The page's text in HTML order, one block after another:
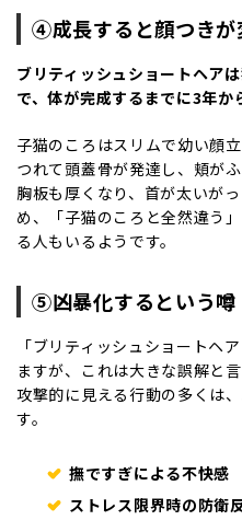
④成長すると顔つきが
ブリティッシュショートヘア
で、体が完成するまでに3年か
子猫のころはスリムで幼い顔
つれて頭蓋骨が発達し、頬が
胸板も厚くなり、首が太いが
め、「子猫のころと全然違う
る人もいるようです。
⑤凶暴化するという噂
「ブリティッシュショートヘ
ますが、これは大きな誤解と言
攻撃的に見える行動の多くは
す。
撫ですぎによる不快感
ストレス限界時の防衛